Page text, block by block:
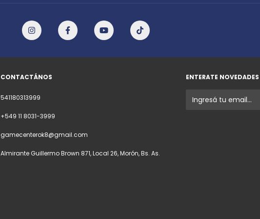
CONTACTÁNOS
541180313999
+549 11 8031-3999
gamecenterok8@gmail.com
Almirante Guillermo Brown 871, Local 26, Morón, Bs. As.
ENTERATE